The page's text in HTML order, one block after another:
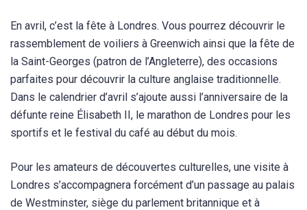
En avril, c’est la fête à Londres. Vous pourrez découvrir le
rassemblement de voiliers à Greenwich ainsi que la fête de
la Saint-Georges (patron de l’Angleterre), des occasions
parfaites pour découvrir la culture anglaise traditionnelle.
Dans le calendrier d’avril s’ajoute aussi l’anniversaire de la
défunte reine Élisabeth II, le marathon de Londres pour les
sportifs et le festival du café au début du mois.
Pour les amateurs de découvertes culturelles, une visite à
Londres s’accompagnera forcément d’un passage au palais
de Westminster, siège du parlement britannique et à